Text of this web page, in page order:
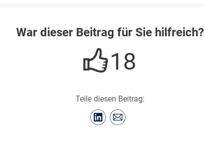
War dieser Beitrag für Sie hilfreich?
18
Teile diesen Beitrag: